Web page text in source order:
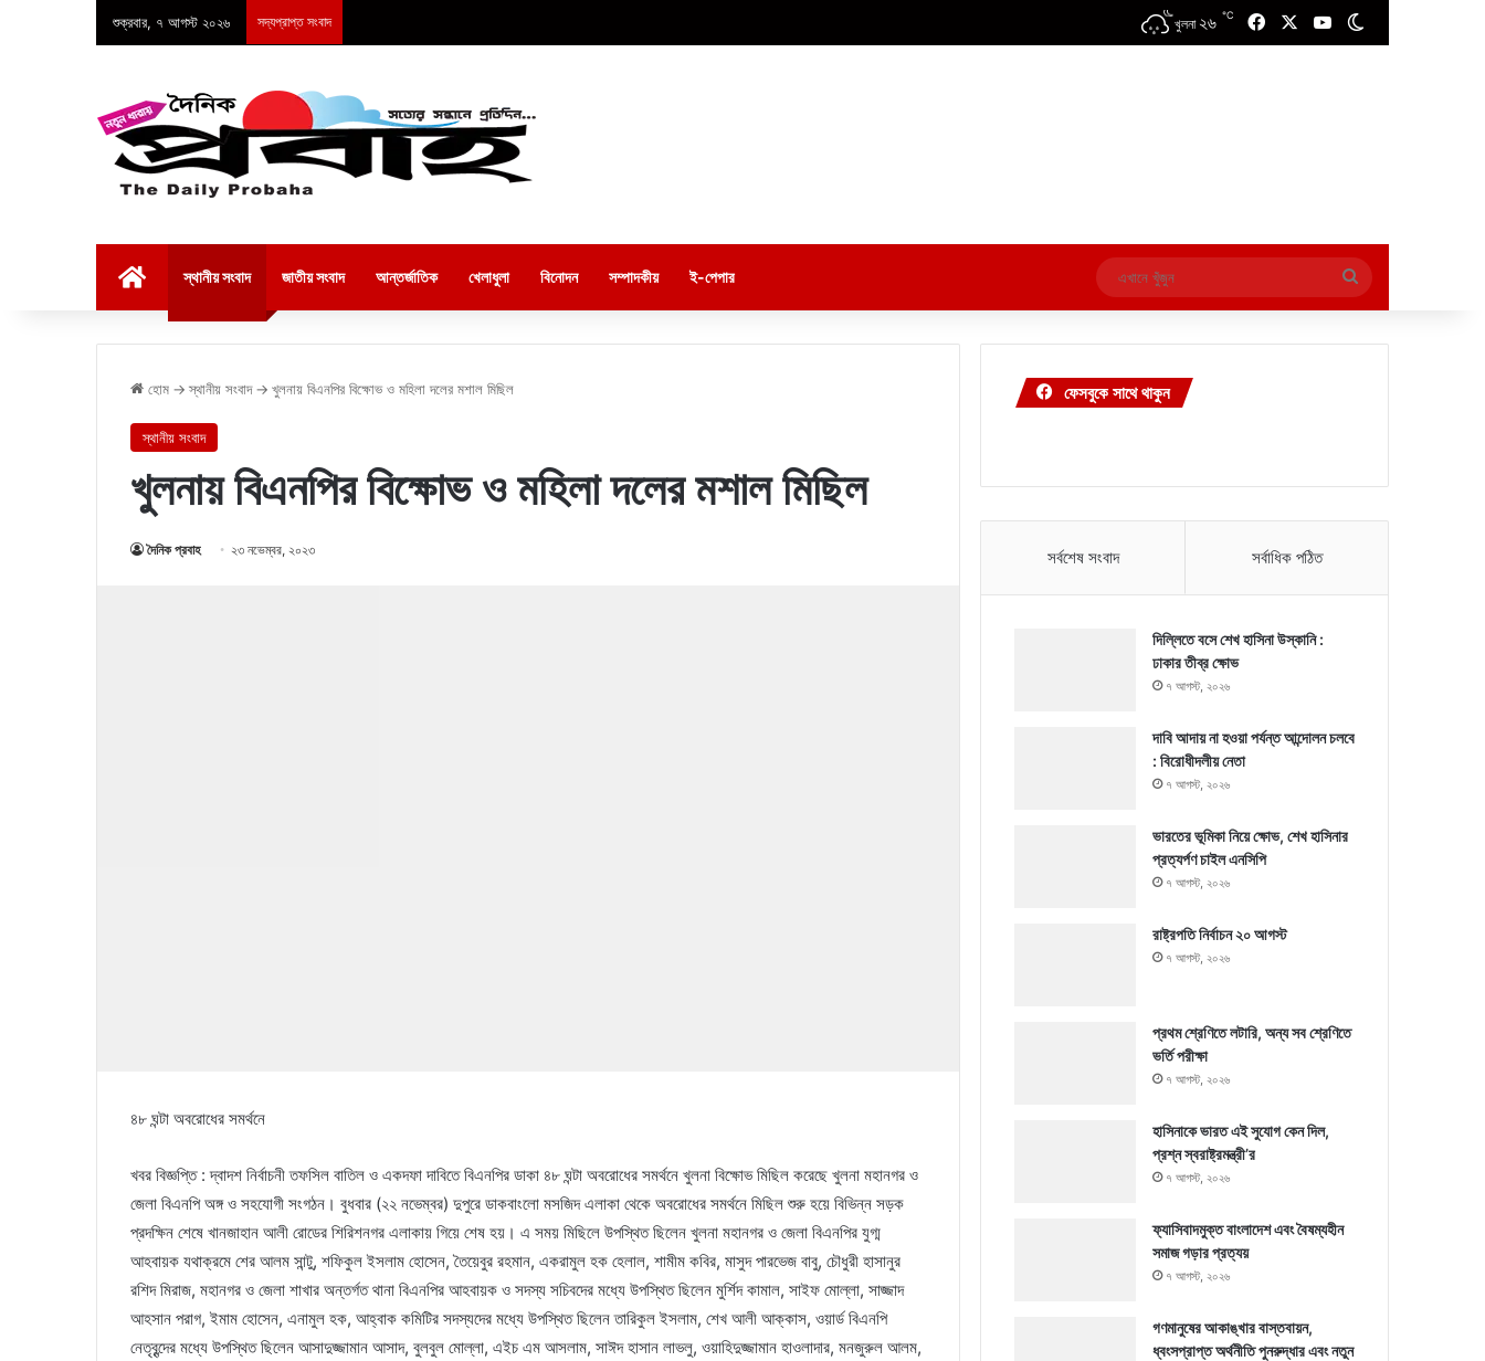
শুক্রবার, ৭ আগস্ট ২০২৬ সদ্যপ্রাপ্ত সংবাদ খুলনা ২৬ ℃ FacebookYouTube
স্থানীয় সংবাদ জাতীয় সংবাদ আন্তর্জাতিক খেলাধুলা বিনোদন সম্পাদকীয় ই-পেপার
এখানে
খুঁজুন
হোম → স্থানীয় সংবাদ → খুলনায় বিএনপির বিক্ষোভ ও মহিলা দলের মশাল মিছিল
স্থানীয় সংবাদ
খুলনায় বিএনপির বিক্ষোভ ও মহিলা দলের মশাল মিছিল
দৈনিক প্রবাহ ২৩ নভেম্বর, ২০২৩
৪৮ ঘন্টা অবরোধের সমর্থনে
খবর বিজ্ঞপ্তি : দ্বাদশ নির্বাচনী তফসিল বাতিল ও একদফা দাবিতে বিএনপির ডাকা ৪৮ ঘন্টা অবরোধের সমর্থনে খুলনা বিক্ষোভ মিছিল করেছে খুলনা মহানগর ও
জেলা বিএনপি অঙ্গ ও সহযোগী সংগঠন। বুধবার (২২ নভেম্বর) দুপুরে ডাকবাংলো মসজিদ এলাকা থেকে অবরোধের সমর্থনে মিছিল শুরু হয়ে বিভিন্ন সড়ক
প্রদক্ষিন শেষে খানজাহান আলী রোডের শিরিশনগর এলাকায় গিয়ে শেষ হয়। এ সময় মিছিলে উপস্থিত ছিলেন খুলনা মহানগর ও জেলা বিএনপির যুগ্ম
আহবায়ক যথাক্রমে শের আলম সান্টু, শফিকুল ইসলাম হোসেন, তৈয়েবুর রহমান, একরামুল হক হেলাল, শামীম কবির, মাসুদ পারভেজ বাবু, চৌধুরী হাসানুর
রশিদ মিরাজ, মহানগর ও জেলা শাখার অন্তর্গত থানা বিএনপির আহবায়ক ও সদস্য সচিবদের মধ্যে উপস্থিত ছিলেন মুর্শিদ কামাল, সাইফ মোল্লা, সাজ্জাদ
আহসান পরাগ, ইমাম হোসেন, এনামুল হক, আহ্বাক কমিটির সদস্যদের মধ্যে উপস্থিত ছিলেন তারিকুল ইসলাম, শেখ আলী আক্কাস, ওয়ার্ড বিএনপি
নেতৃবৃন্দের মধ্যে উপস্থিত ছিলেন আসাদুজ্জামান আসাদ, বুলবুল মোল্লা, এইচ এম আসলাম, সাঈদ হাসান লাভলু, ওয়াহিদুজ্জামান হাওলাদার, মনজুরুল আলম,
ফেসবুকে সাথে থাকুন
সর্বশেষ সংবাদ সর্বাধিক পঠিত
দিল্লিতে বসে শেখ হাসিনা উস্কানি :
ঢাকার তীব্র ক্ষোভ
৭ আগস্ট, ২০২৬
দাবি আদায় না হওয়া পর্যন্ত আন্দোলন চলবে
: বিরোধীদলীয় নেতা
৭ আগস্ট, ২০২৬
ভারতের ভূমিকা নিয়ে ক্ষোভ, শেখ হাসিনার
প্রত্যর্পণ চাইল এনসিপি
৭ আগস্ট, ২০২৬
রাষ্ট্রপতি নির্বাচন ২০ আগস্ট
৭ আগস্ট, ২০২৬
প্রথম শ্রেণিতে লটারি, অন্য সব শ্রেণিতে
ভর্তি পরীক্ষা
৭ আগস্ট, ২০২৬
হাসিনাকে ভারত এই সুযোগ কেন দিল,
প্রশ্ন স্বরাষ্ট্রমন্ত্রী’র
৭ আগস্ট, ২০২৬
ফ্যাসিবাদমুক্ত বাংলাদেশ এবং বৈষম্যহীন
সমাজ গড়ার প্রত্যয়
৭ আগস্ট, ২০২৬
গণমানুষের আকাঙ্খার বাস্তবায়ন,
ধ্বংসপ্রাপ্ত অর্থনীতি পুনরুদ্ধার এবং নতুন